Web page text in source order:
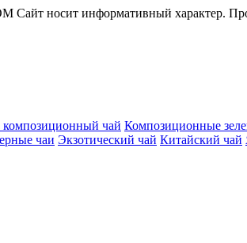
Сайт носит информативный характер.
чай Композиционные
чаи Экзотический чай Китайский чай